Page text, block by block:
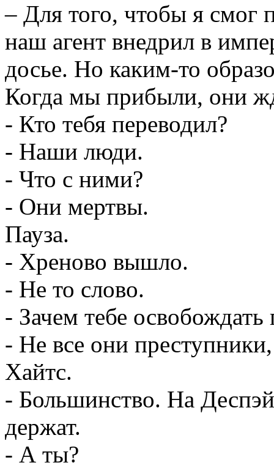
– Для того, чтобы я смог
наш агент внедрил в
досье. Но каким-то
Когда мы прибыли, они
- Кто тебя переводил?
- Наши люди.
- Что с ними?
- Они мертвы.
Пауза.
- Хреново вышло.
- Не то слово.
- Зачем тебе освобождать
- Не все они
Хайтс.
- Большинство. На
держат.
- А ты?